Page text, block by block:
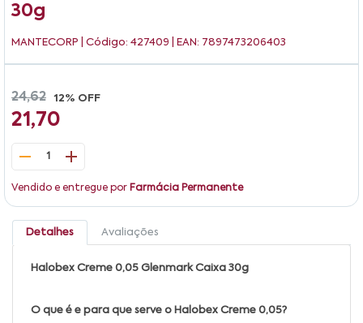
30g
MANTECORP | Código: 427409 | EAN: 7897473206403
24,62 12% OFF
21,70
1
Vendido e entregue por Farmácia Permanente
Detalhes Avaliações
Halobex Creme 0,05 Glenmark Caixa 30g
O que é e para que serve o Halobex Creme 0,05?